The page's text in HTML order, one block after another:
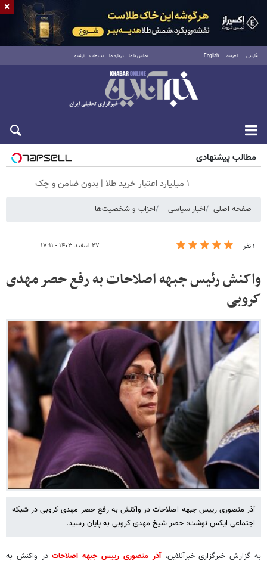
فارسی العربية English تماس با ما درباره ما تبلیغات آرشیو
جمعه ۱۶ مرداد ۱۴۰۵
مطالب پیشنهادی
۱ میلیارد اعتبار خرید طلا | بدون ضامن و چک
صفحه اصلی اخبار سیاسی احزاب و شخصیت‌ها
۱ نفر ۲۷ اسفند ۱۴۰۳ - ۱۷:۱۱
واکنش رئیس جبهه اصلاحات به رفع حصر مهدی
آذر منصوری رییس جبهه اصلاحات در واکنش به رفع حصر مهدی کروبی در شبکه
اجتماعی ایکس نوشت: حصر شیخ مهدی ‎کروبی به پایان رسید.
‏به گزارش خبرگزاری خبرآنلاین،آذر منصوری رییس جبهه اصلاحاتدر واکنش به
×